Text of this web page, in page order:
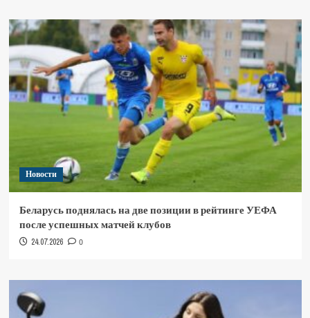
Новости
Беларусь поднялась на две позиции в рейтинге УЕФА
после успешных матчей клубов
24.07.2026 0